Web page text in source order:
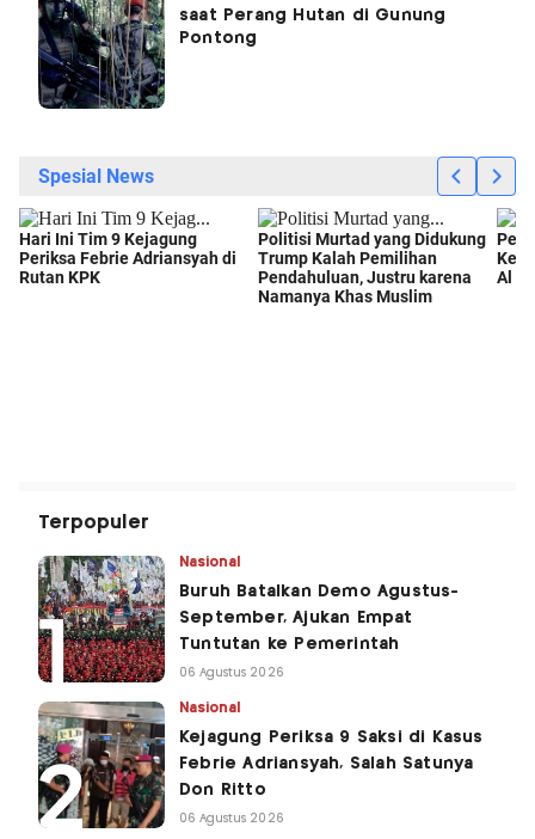
saat Perang Hutan di Gunung
Pontong
Terpopuler
Nasional
Buruh Batalkan Demo Agustus-
September, Ajukan Empat
Tuntutan ke Pemerintah
06 Agustus 2026
Nasional
Kejagung Periksa 9 Saksi di Kasus
Febrie Adriansyah, Salah Satunya
Don Ritto
06 Agustus 2026